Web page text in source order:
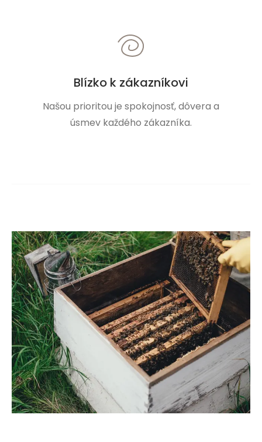
Blízko k zákazníkovi
Našou prioritou je spokojnosť, dôvera a
úsmev každého zákazníka.